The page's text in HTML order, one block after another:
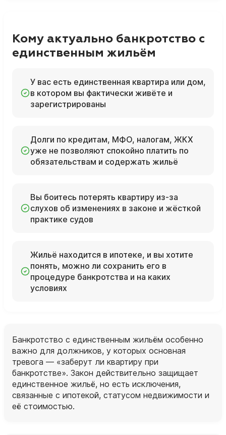
Кому актуально банкротство с
единственным жильём
У вас есть единственная квартира или дом,
в котором вы фактически живёте и
зарегистрированы
Долги по кредитам, МФО, налогам, ЖКХ
уже не позволяют спокойно платить по
обязательствам и содержать жильё
Вы боитесь потерять квартиру из‑за
слухов об изменениях в законе и жёсткой
практике судов
Жильё находится в ипотеке, и вы хотите
понять, можно ли сохранить его в
процедуре банкротства и на каких
условиях
Банкротство с единственным жильём особенно
важно для должников, у которых основная
тревога — «заберут ли квартиру при
банкротстве». Закон действительно защищает
единственное жильё, но есть исключения,
связанные с ипотекой, статусом недвижимости и
её стоимостью.